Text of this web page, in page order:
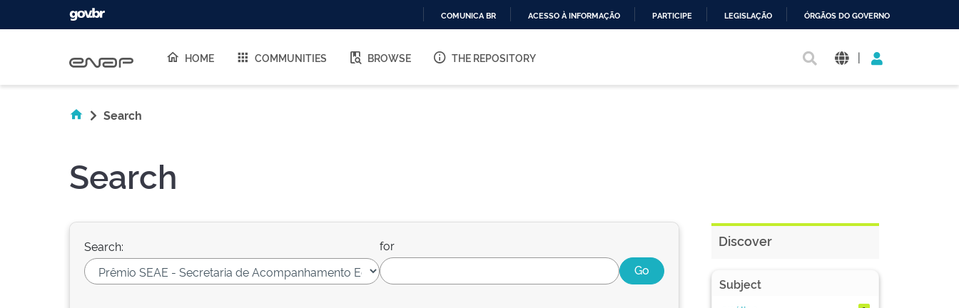
O
COMUNICA BR ACESSO À INFORMAÇÃO PARTICIPE LEGISLAÇÃO ÓRGÃOS DO GOVERNO
HOME COMMUNITIES BROWSE THE REPOSITORY |
Search
Search
Search: for Discover
Subject